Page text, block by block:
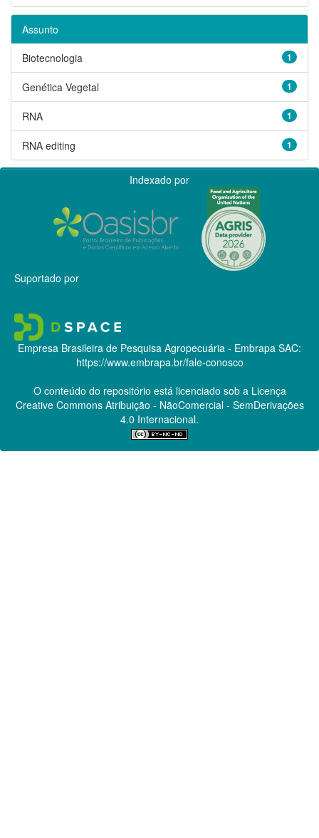
Assunto
1
Biotecnologia
1
Genética Vegetal
1
RNA
1
RNA editing
Indexado por
Suportado por
Empresa Brasileira de Pesquisa Agropecuária - Embrapa SAC:
https://www.embrapa.br/fale-conosco
O conteúdo do repositório está licenciado sob a Licença
Creative CommonsAtribuição - NãoComercial - SemDerivações
4.0 Internacional.